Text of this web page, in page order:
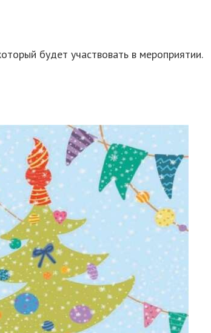
будет участвовать в мероприятии.